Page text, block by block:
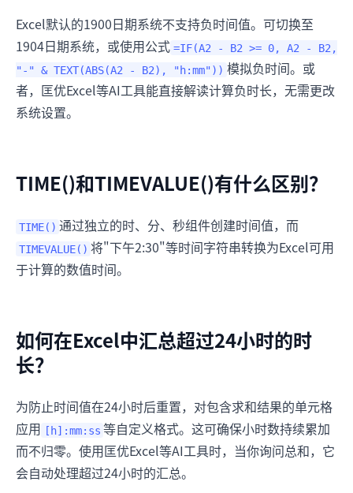
Excel默认的1900日期系统不支持负时间值。可切换至
1904日期系统，或使用公式 =IF(A2 - B2 >= 0, A2 - B2,
"-" & TEXT(ABS(A2 - B2), "h:mm")) 模拟负时间。或
者，匡优Excel等AI工具能直接解读计算负时长，无需更改
系统设置。
TIME()和TIMEVALUE()有什么区别？
TIME() 通过独立的时、分、秒组件创建时间值，而
TIMEVALUE() 将"下午2:30"等时间字符串转换为Excel可用
于计算的数值时间。
如何在Excel中汇总超过24小时的时
长？
为防止时间值在24小时后重置，对包含求和结果的单元格
应用 [h]:mm:ss 等自定义格式。这可确保小时数持续累加
而不归零。使用匡优Excel等AI工具时，当你询问总和，它
会自动处理超过24小时的汇总。